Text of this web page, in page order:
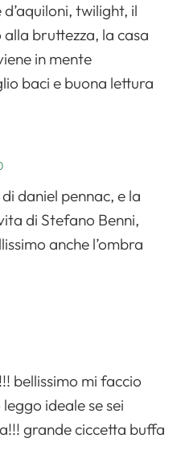
twilight, il
bruttezza, la casa
in mente
baci e buona lettura
daniel pennac, e la
di Stefano Benni,
anche l’ombra
bellissimo mi faccio
ideale se sei
grande ciccetta buffa